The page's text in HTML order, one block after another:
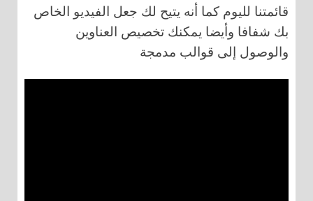
قائمتنا لليوم كما أنه يتيح لك جعل الفيديو الخاص
بك شفافا وأيضا يمكنك تخصيص العناوين
والوصول إلى قوالب مدمجة